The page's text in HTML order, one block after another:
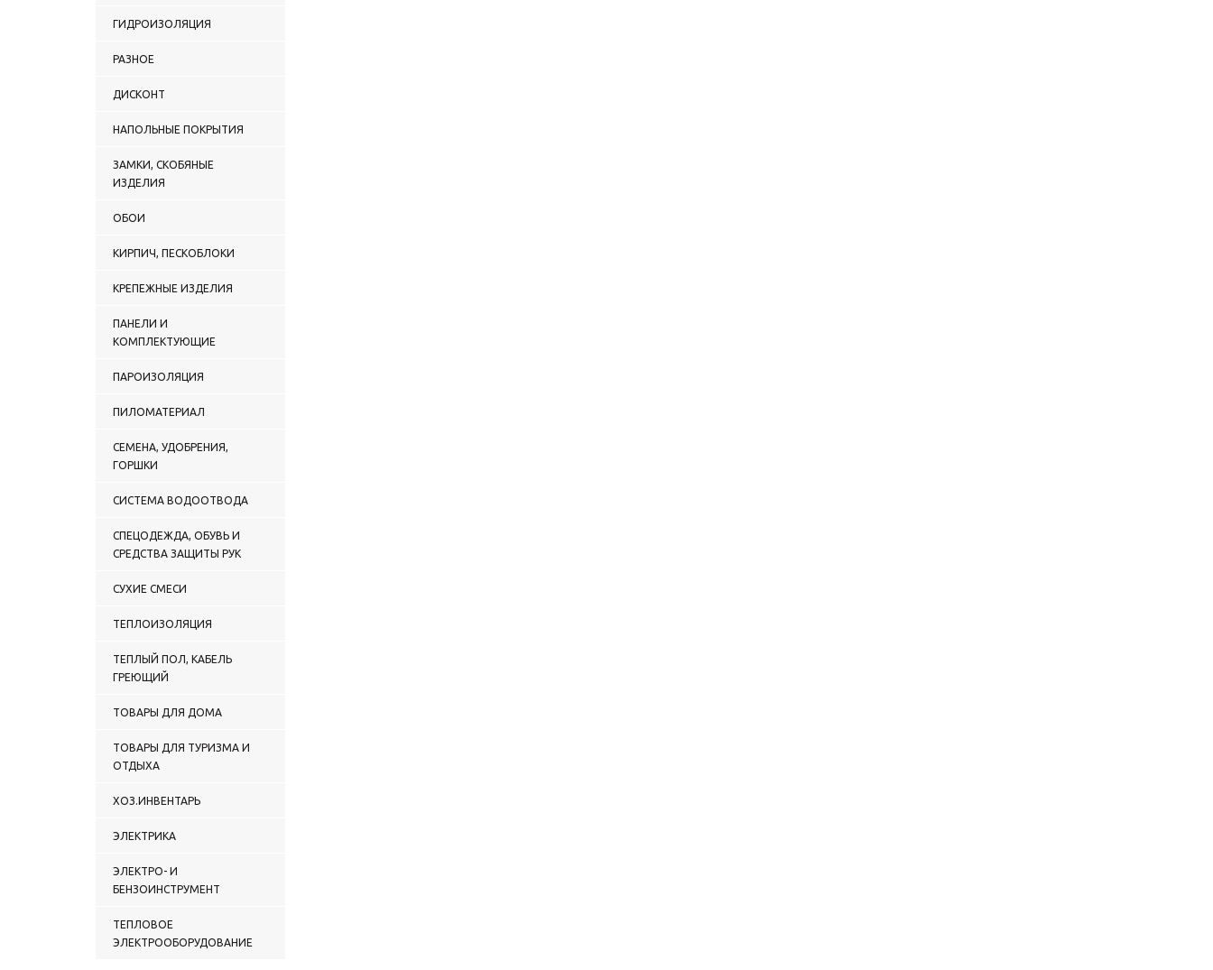
ГИДРОИЗОЛЯЦИЯ
РАЗНОЕ
ДИСКОНТ
НАПОЛЬНЫЕ ПОКРЫТИЯ
ЗАМКИ, СКОБЯНЫЕ
ИЗДЕЛИЯ
ОБОИ
КИРПИЧ, ПЕСКОБЛОКИ
КРЕПЕЖНЫЕ ИЗДЕЛИЯ
ПАНЕЛИ И
КОМПЛЕКТУЮЩИЕ
ПАРОИЗОЛЯЦИЯ
ПИЛОМАТЕРИАЛ
СЕМЕНА, УДОБРЕНИЯ,
ГОРШКИ
СИСТЕМА ВОДООТВОДА
СПЕЦОДЕЖДА, ОБУВЬ И
СРЕДСТВА ЗАЩИТЫ РУК
СУХИЕ СМЕСИ
ТЕПЛОИЗОЛЯЦИЯ
ТЕПЛЫЙ ПОЛ, КАБЕЛЬ
ГРЕЮЩИЙ
ТОВАРЫ ДЛЯ ДОМА
ТОВАРЫ ДЛЯ ТУРИЗМА И
ОТДЫХА
ХОЗ.ИНВЕНТАРЬ
ЭЛЕКТРИКА
ЭЛЕКТРО- И
БЕНЗОИНСТРУМЕНТ
ТЕПЛОВОЕ
ЭЛЕКТРООБОРУДОВАНИЕ